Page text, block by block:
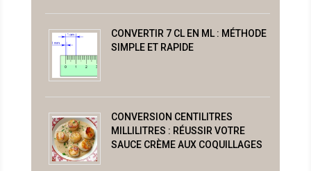
CONVERTIR 7 CL EN ML : MÉTHODE
SIMPLE ET RAPIDE
CONVERSION CENTILITRES
MILLILITRES : RÉUSSIR VOTRE
SAUCE CRÈME AUX COQUILLAGES